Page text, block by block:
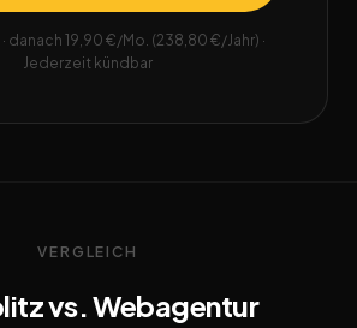
danach 19,90 €/Mo. (238,80 €/Jahr) ·
Jederzeit kündbar
VERGLEICH
vs. Webagentur